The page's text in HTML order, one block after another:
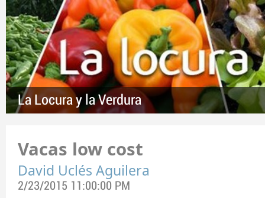
La Locura y la Verdura
Vacas low cost
David Uclés Aguilera
2/23/2015 11:00:00 PM